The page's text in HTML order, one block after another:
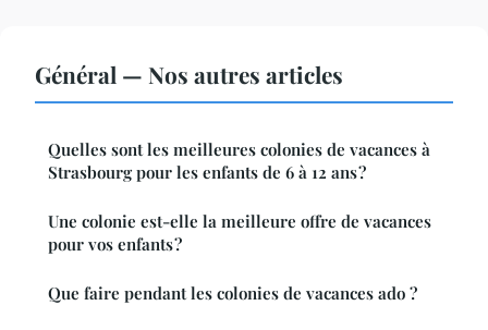
Général — Nos autres articles
Quelles sont les meilleures colonies de vacances à
Strasbourg pour les enfants de 6 à 12 ans ?
Une colonie est-elle la meilleure offre de vacances
pour vos enfants ?
Que faire pendant les colonies de vacances ado ?